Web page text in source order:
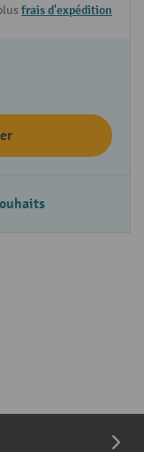
frais d'expédition